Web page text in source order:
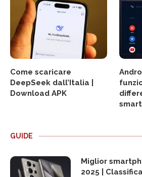
Come scaricare
DeepSeek dall’Italia |
Download APK
GUIDE
Miglior
2025 |